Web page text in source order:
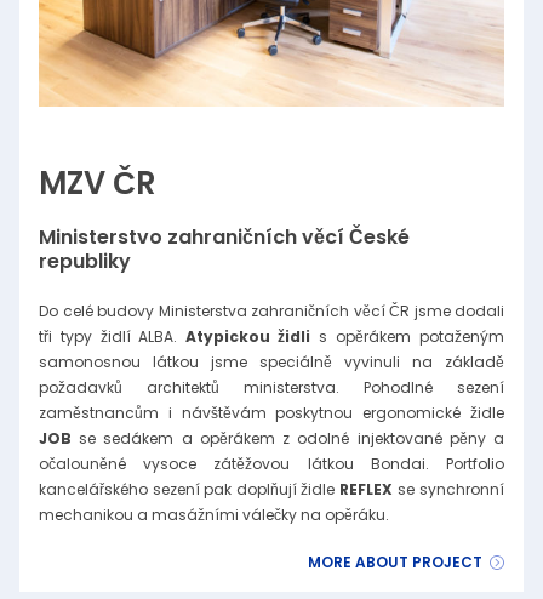
MZV ČR
Ministerstvo zahraničních věcí České
republiky
Do celé budovy Ministerstva zahraničních věcí ČR jsme dodali
tři typy židlí ALBA. Atypickou židli s opěrákem potaženým
samonosnou látkou jsme speciálně vyvinuli na základě
požadavků architektů ministerstva. Pohodlné sezení
zaměstnancům i návštěvám poskytnou ergonomické židle
JOB se sedákem a opěrákem z odolné injektované pěny a
očalouněné vysoce zátěžovou látkou Bondai. Portfolio
kancelářského sezení pak doplňují židle REFLEX se synchronní
mechanikou a masážními válečky na opěráku.
MORE ABOUT PROJECT